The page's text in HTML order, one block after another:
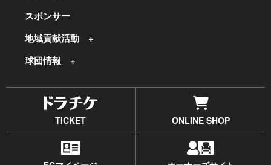
スポンサー
地域貢献活動
球団情報
TICKET ONLINE SHOP